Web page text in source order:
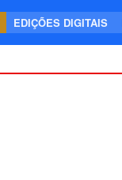
EDIÇÕES DIGITAIS